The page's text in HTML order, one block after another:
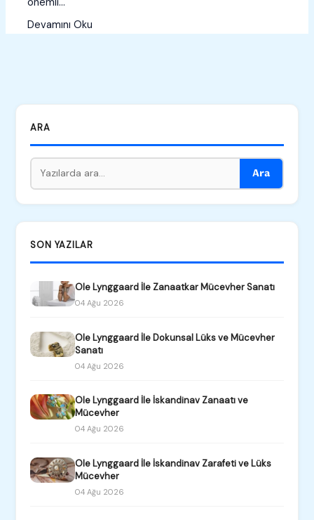
önemli…
Devamını Oku
ARA
Ara
SON YAZILAR
Ole Lynggaard İle Zanaatkar Mücevher Sanatı
04 Ağu 2026
Ole Lynggaard İle Dokunsal Lüks ve Mücevher
Sanatı
04 Ağu 2026
Ole Lynggaard İle İskandinav Zanaatı ve
Mücevher
04 Ağu 2026
Ole Lynggaard İle İskandinav Zarafeti ve Lüks
Mücevher
04 Ağu 2026